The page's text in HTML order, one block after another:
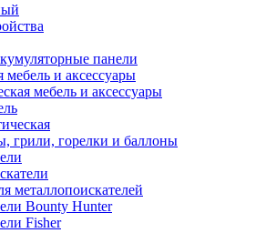
панели
мебель и аксессуары
мебель и аксессуары
грили, горелки и баллоны
металлопоискателей
Bounty Hunter
Fisher